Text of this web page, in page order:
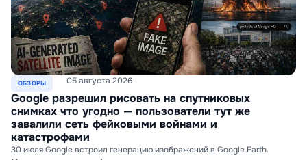
ОБЗОРЫ 05 августа 2026
Google разрешил рисовать на спутниковых
снимках что угодно — пользователи тут же
завалили сеть фейковыми войнами и
катастрофами
30 июля Google встроил генерацию изображений в Google Earth.